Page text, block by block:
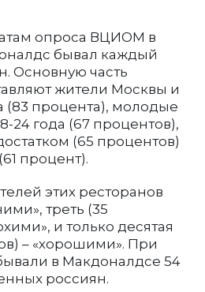
опроса ВЦИОМ в
бывал каждый
Основную часть
жители Москвы и
(83 процента), молодые
24 года (67 процентов),
(65 процентов)
процент).
этих ресторанов
треть (35
и только десятая
– «хорошими». При
в Макдоналдсе 54
россиян.